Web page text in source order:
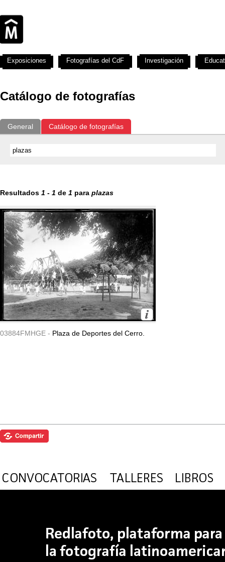
Catálogo de fotografías
General Catálogo de fotografías
Resultados 1 - 1 de 1 para plazas
03884FMHGE - Plaza de Deportes del Cerro.
Exposiciones Fotografías del CdF Investigación